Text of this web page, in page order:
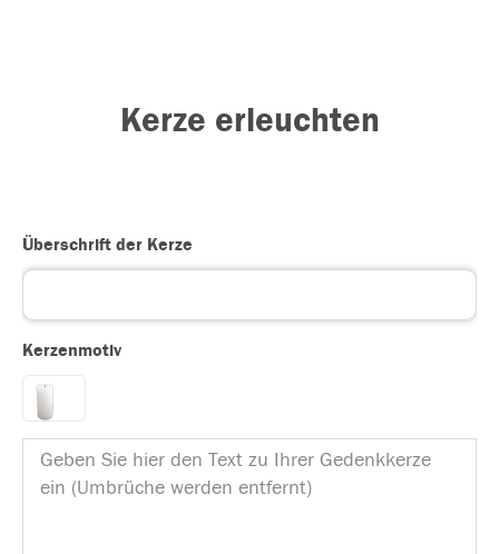
Kerze erleuchten
Überschrift der Kerze
Kerzenmotiv